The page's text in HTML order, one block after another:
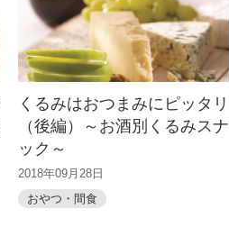
くるみはおつまみにピッタリ
（後編）～お酒別くるみスナ
ック～
2018年09月28日
おやつ・間食